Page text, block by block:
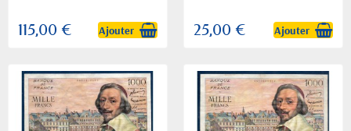
115,00 € Ajouter 25,00 € Ajouter